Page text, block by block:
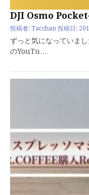
DJI Osmo Pocket
投稿者: Tacchan 投稿日:
ずっと気になっていま
のYouTu…